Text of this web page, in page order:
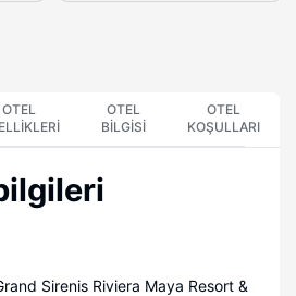
OTEL
OTEL
BILGISI
OTEL
KOŞULLARI
Sirenis Riviera Maya Resort &